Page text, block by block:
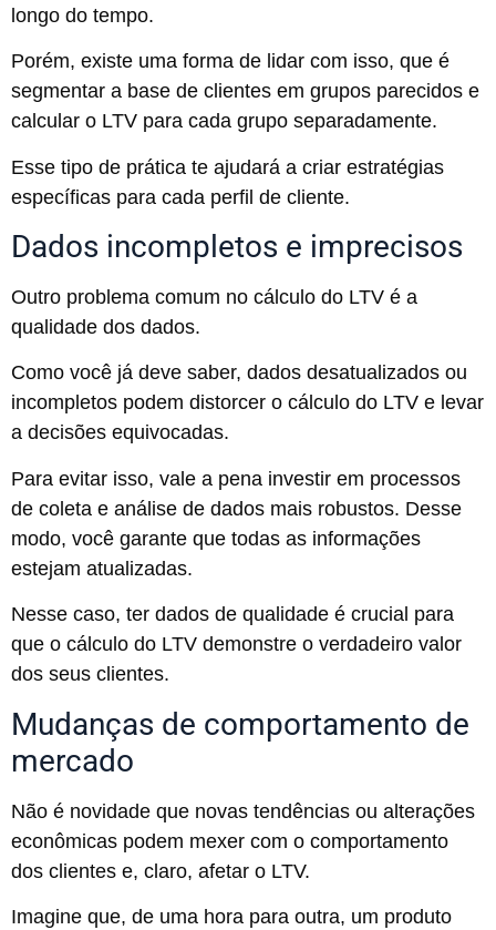
longo do tempo.
Porém, existe uma forma de lidar com isso, que é
segmentar a base de clientes em grupos parecidos e
calcular o LTV para cada grupo separadamente.
Esse tipo de prática te ajudará a criar estratégias
específicas para cada perfil de cliente.
Dados incompletos e imprecisos
Outro problema comum no cálculo do LTV é a
qualidade dos dados.
Como você já deve saber, dados desatualizados ou
incompletos podem distorcer o cálculo do LTV e levar
a decisões equivocadas.
Para evitar isso, vale a pena investir em processos
de coleta e análise de dados mais robustos. Desse
modo, você garante que todas as informações
estejam atualizadas.
Nesse caso, ter dados de qualidade é crucial para
que o cálculo do LTV demonstre o verdadeiro valor
dos seus clientes.
Mudanças de comportamento de
mercado
Não é novidade que novas tendências ou alterações
econômicas podem mexer com o comportamento
dos clientes e, claro, afetar o LTV.
Imagine que, de uma hora para outra, um produto